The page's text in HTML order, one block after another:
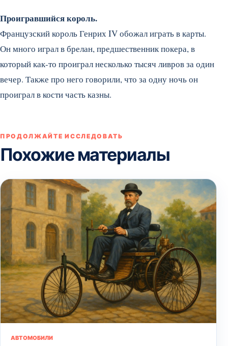
Проигравшийся король.
Французский король Генрих IV обожал играть в карты.
Он много играл в брелан, предшественник покера, в
который как-то проиграл несколько тысяч ливров за один
вечер. Также про него говорили, что за одну ночь он
проиграл в кости часть казны.
ПРОДОЛЖАЙТЕ ИССЛЕДОВАТЬ
Похожие материалы
АВТОМОБИЛИ